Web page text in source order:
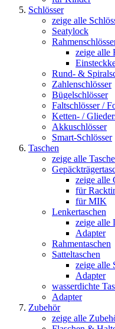
Schlösser
zeige alle
Seatylock
zeige alle
Rund- &
Zahlenschlösser
Bügelschlösser
Faltschlösser /
Ketten- /
Akkuschlösser
Smart-Schlösser
Taschen
zeige alle
zeige alle
für
für MIK
Lenkertaschen
zeige alle
Adapter
Rahmentaschen
Satteltaschen
zeige alle
Adapter
wasserdichte
Adapter
Zubehör
zeige alle